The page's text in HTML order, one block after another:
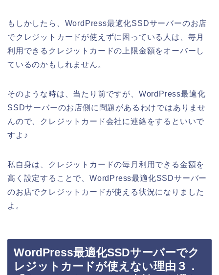
もしかしたら、WordPress最適化SSDサーバーのお店
でクレジットカードが使えずに困っている人は、毎月
利用できるクレジットカードの上限金額をオーバーし
ているのかもしれません。
そのような時は、当たり前ですが、WordPress最適化
SSDサーバーのお店側に問題があるわけではありませ
んので、クレジットカード会社に連絡をするといいで
すよ♪
私自身は、クレジットカードの毎月利用できる金額を
高く設定することで、WordPress最適化SSDサーバー
のお店でクレジットカードが使える状況になりました
よ。
WordPress最適化SSDサーバーでク
レジットカードが使えない理由３．